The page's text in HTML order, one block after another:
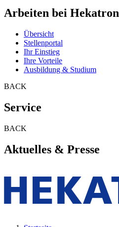
Arbeiten bei Hekatron
Übersicht
Stellenportal
Ihr Einstieg
Ihre Vorteile
Ausbildung & Studium
BACK
Service
BACK
Aktuelles & Presse